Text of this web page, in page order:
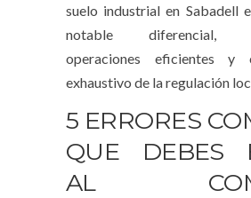
suelo industrial en Sabadell
notable diferencial,
operaciones eficientes y
exhaustivo de la regulación
5 ERRORES
QUE DEBES
AL